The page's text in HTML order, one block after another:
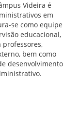
Videira é
em
se como equipe
educacional,
professores,
bem como
desenvolvimento